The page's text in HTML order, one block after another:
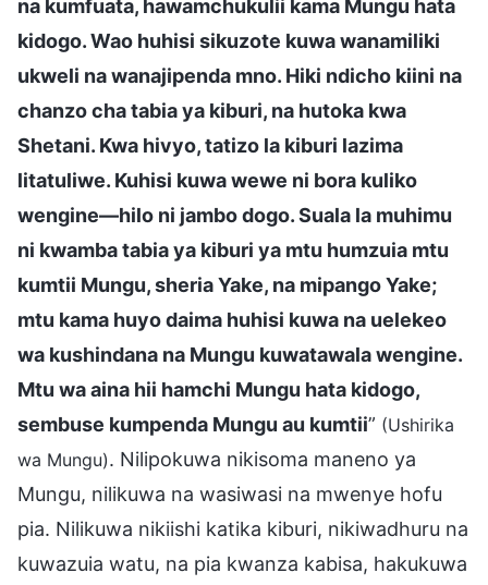
na kumfuata, hawamchukulii kama Mungu hata
kidogo. Wao huhisi sikuzote kuwa wanamiliki
ukweli na wanajipenda mno. Hiki ndicho kiini na
chanzo cha tabia ya kiburi, na hutoka kwa
Shetani. Kwa hivyo, tatizo la kiburi lazima
litatuliwe. Kuhisi kuwa wewe ni bora kuliko
wengine—hilo ni jambo dogo. Suala la muhimu
ni kwamba tabia ya kiburi ya mtu humzuia mtu
kumtii Mungu, sheria Yake, na mipango Yake;
mtu kama huyo daima huhisi kuwa na uelekeo
wa kushindana na Mungu kuwatawala wengine.
Mtu wa aina hii hamchi Mungu hata kidogo,
sembuse kumpenda Mungu au kumtii” (Ushirika
wa Mungu). Nilipokuwa nikisoma maneno ya
Mungu, nilikuwa na wasiwasi na mwenye hofu
pia. Nilikuwa nikiishi katika kiburi, nikiwadhuru na
kuwazuia watu, na pia kwanza kabisa, hakukuwa